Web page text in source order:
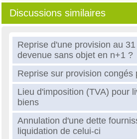
Discussions similaires
Reprise d'une provision au
devenue sans objet en n+1 ?
Reprise sur provision congés
Lieu d'imposition (TVA) pour
biens
Annulation d'une dette
liquidation de celui-ci